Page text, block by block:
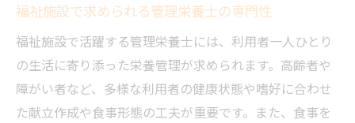
福祉施設で求められる管理栄養士の専門性
福祉施設で活躍する管理栄養士には、利用者一人ひとり
の生活に寄り添った栄養管理が求められます。高齢者や
障がい者など、多様な利用者の健康状態や嗜好に合わせ
た献立作成や食事形態の工夫が重要です。また、食事を